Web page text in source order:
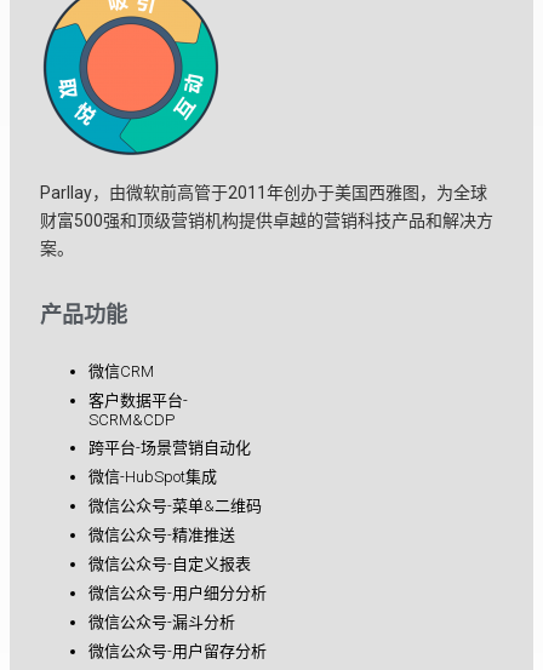
Parllay，由微软前高管于2011年创办于美国西雅图，为全球
财富500强和顶级营销机构提供卓越的营销科技产品和解决方
案。
产品功能
微信CRM
客户数据平台-
SCRM&CDP
跨平台-场景营销自动化
微信-HubSpot集成
微信公众号-菜单&二维码
微信公众号-精准推送
微信公众号-自定义报表
微信公众号-用户细分分析
微信公众号-漏斗分析
微信公众号-用户留存分析